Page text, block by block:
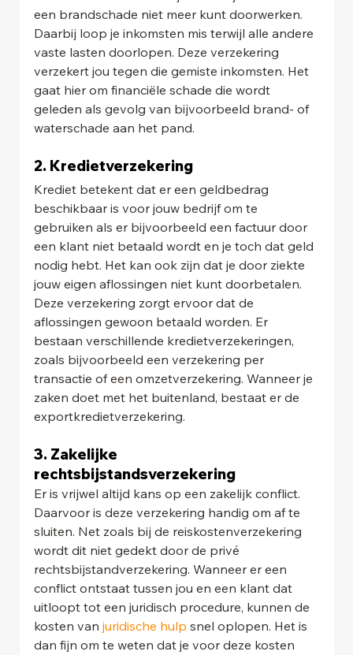
een brandschade niet meer kunt doorwerken.
Daarbij loop je inkomsten mis terwijl alle andere
vaste lasten doorlopen. Deze verzekering
verzekert jou tegen die gemiste inkomsten. Het
gaat hier om financiële schade die wordt
geleden als gevolg van bijvoorbeeld brand- of
waterschade aan het pand.
2. Kredietverzekering
Krediet betekent dat er een geldbedrag
beschikbaar is voor jouw bedrijf om te
gebruiken als er bijvoorbeeld een factuur door
een klant niet betaald wordt en je toch dat geld
nodig hebt. Het kan ook zijn dat je door ziekte
jouw eigen aflossingen niet kunt doorbetalen.
Deze verzekering zorgt ervoor dat de
aflossingen gewoon betaald worden. Er
bestaan verschillende kredietverzekeringen,
zoals bijvoorbeeld een verzekering per
transactie of een omzetverzekering. Wanneer je
zaken doet met het buitenland, bestaat er de
exportkredietverzekering.
3. Zakelijke
rechtsbijstandsverzekering
Er is vrijwel altijd kans op een zakelijk conflict.
Daarvoor is deze verzekering handig om af te
sluiten. Net zoals bij de reiskostenverzekering
wordt dit niet gedekt door de privé
rechtsbijstandverzekering. Wanneer er een
conflict ontstaat tussen jou en een klant dat
uitloopt tot een juridisch procedure, kunnen de
kosten van juridische hulp snel oplopen. Het is
dan fijn om te weten dat je voor deze kosten